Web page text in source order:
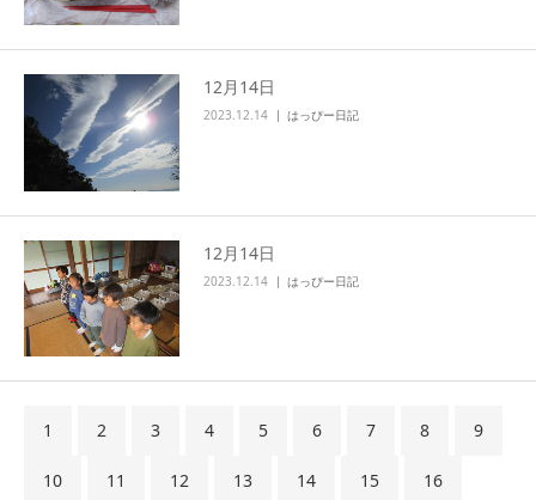
12月14日
2023.12.14 はっぴー日記
12月14日
2023.12.14 はっぴー日記
1 2 3 4 5 6 7 8 9
10 11 12 13 14 15 16